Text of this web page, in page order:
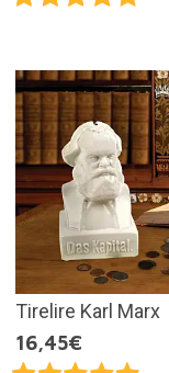
Tirelire Karl Marx
16,45€